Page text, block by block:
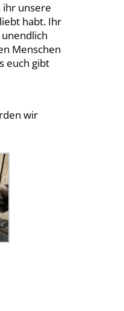
ihr unsere
habt. Ihr
Menschen
euch gibt
wir